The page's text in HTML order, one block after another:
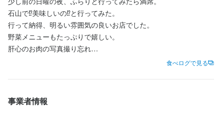
石山で⁉️美味しいの⁉️と行ってみた。
行って納得、明るい雰囲気の良いお店でした。
野菜メニューもたっぷりで嬉しい。
肝心のお肉の写真撮り忘れ
段です笑
食べログで見る
事業者情報
身に付くスキル
カクテル技法
肉の知識
魚の知識 野菜の知識 チーズの知識 洋菓子の知識
食器の知識
仕入れ・食材の目利き
身に付くスキル
カクテル技法
肉の知識
魚の知識 野菜の知識 チーズの知識 洋菓子の知識
食器の知識
仕入れ・食材の目利き
◆経験・資格は一切不要（未経験歓迎）
◆年齢・性別は一切不問（お人柄重視）
◆飲食店・サービス業が未経験の方も大歓迎！
◆明るくて元気な性格
◆アルバイトデビューの方も大歓迎！
リキュール・スピリッツの知識
肉の知識 野菜の知識
チーズの知識
洋菓子の知識
食器の知識 サービスマナー
メニュー開発
仕入れ・食材の目利き
応募資格
必須スキル・経験
◆経験・資格は一切不要（未経験歓迎）
◆年齢・性別は一切不問（お人柄重視）
リキュール・スピリッツの知識
肉の知識 野菜の知識
チーズの知識
洋菓子の知識
食器の知識 サービスマナー
メニュー開発
仕入れ・食材の目利き
応募資格
必須スキル・経験
◆経験・資格は一切不要（未経験歓迎）
◆年齢・性別は一切不問（お人柄重視）
◆経験・資格は一切不要（未経験歓迎）
◆年齢・性別は一切不問（お人柄重視）
◆飲食店・サービス業が未経験の方も大歓迎！
◆明るくて元気な性格
◆アルバイトデビューの方も大歓迎！